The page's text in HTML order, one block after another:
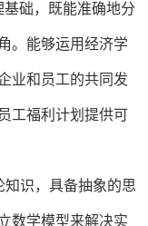
基础，既能准确地分
。 能够运用经济学
业和员工的共同发
员工福利计划提供可
知识，具备抽象的思
数学模型来解决实